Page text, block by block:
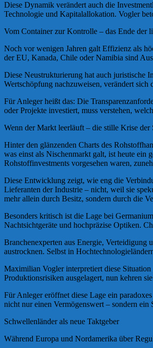
Diese Dynamik verändert auch die
Technologie und Kapitalallokation. Vogler
Vom Container zur Kontrolle – das Ende der
Noch vor wenigen Jahren galt Effizienz als
der EU, Kanada, Chile oder Namibia sind
Diese Neustrukturierung hat auch juristische
Wertschöpfung nachzuweisen, verändert
Für Anleger heißt das: Die
oder Projekte investiert, muss verstehen,
Wenn der Markt leerläuft – die stille Krise der
Hinter den glänzenden Charts des
was einst als Nischenmarkt galt, ist heute ein
Rohstoffinvestments vorgesehen waren,
Diese Entwicklung zeigt, wie eng die
Lieferanten der Industrie – nicht, weil sie
mehr allein durch Besitz, sondern durch die
Besonders kritisch ist die Lage bei
Nachtsichtgeräte und hochpräzise Optiken.
Branchenexperten aus Energie,
austrocknen. Selbst in
Maximilian Vogler interpretiert diese
Produktionsrisiken ausgelagert, nun kehren
Für Anleger eröffnet diese Lage ein
nicht nur einen Vermögenswert – sondern ein
Schwellenländer als neue Taktgeber
Während Europa und Nordamerika über